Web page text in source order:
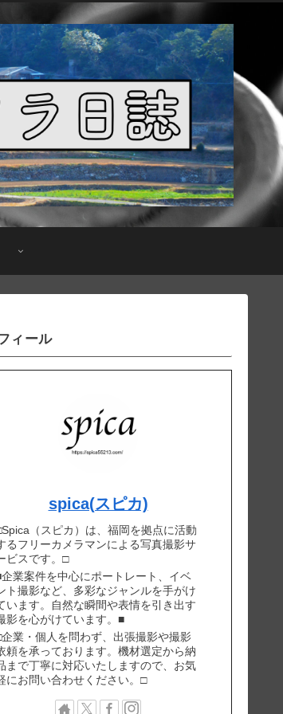
ィール
spica(スピカ)
（スピカ）は、福岡を拠点に活動
るフリーカメラマンによる写真撮影サ
ビスです。□
業案件を中心にポートレート、イベ
ト撮影など、多彩なジャンルを手がけ
います。自然な瞬間や表情を引き出す
影を心がけています。■
業・個人を問わず、出張撮影や撮影
頼を承っております。機材選定から納
まで丁寧に対応いたしますので、お気
にお問い合わせください。□